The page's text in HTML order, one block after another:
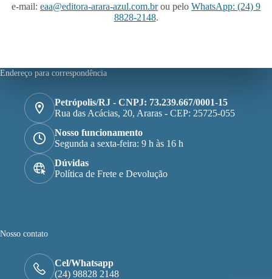
e-mail: eaa@editora-arara-azul.com.brou pelo WhatsApp: (24) 9
8828-2148.
Endereço para correspondência
Petrópolis/RJ - CNPJ: 73.239.667/0001-15
Rua das Acácias, 20, Araras - CEP: 25725-055
Nosso funcionamento
Segunda a sexta-feira: 9 h às 16 h
Dúvidas
Política de Frete e Devolução
Nosso contato
Cel/Whatsapp
(24) 98828 2148